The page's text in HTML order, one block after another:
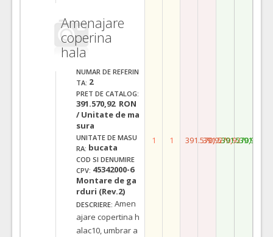
Amenajare
coperina
hala
NUMAR DE REFERIN
TA: 2
PRET DE CATALOG:
391.570,92 RON
/ Unitate de ma
sura
UNITATE DE MASU
RA: bucata
COD SI DENUMIRE
CPV: 45342000-6
Montare de ga
rduri (Rev.2)
DESCRIERE: Amen
ajare copertina h
alac10, umbrar a
1 1 391.570,92
391.570,92
391.570,92